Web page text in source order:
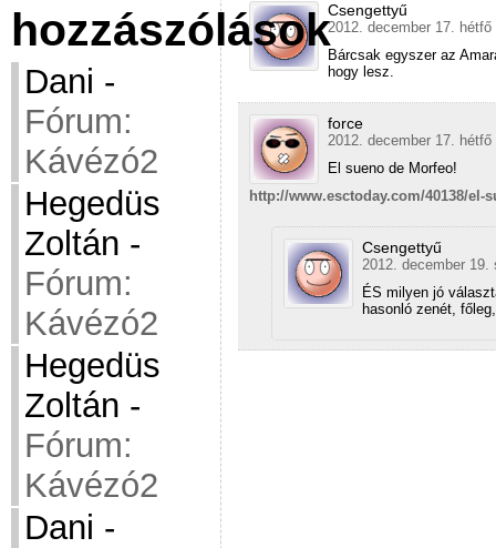
hozzászólások
Dani -
Fórum:
Kávézó2
Hegedüs
Zoltán -
Fórum:
Kávézó2
Hegedüs
Zoltán -
Fórum:
Kávézó2
Dani -
Csengettyű
2012. december 17. hétfő
Bárcsak egyszer az
hogy lesz.
force
2012. december 17. hétfő
El sueno de Morfeo!
http://www.esctoday.com/40138/
Csengettyű
2012. december 19.
ÉS milyen jó
hasonló zenét,